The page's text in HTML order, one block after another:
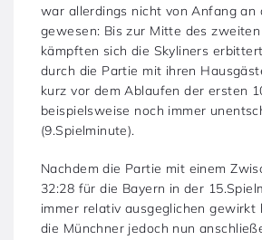
war allerdings nicht von Anfang an
gewesen: Bis zur Mitte des
kämpften sich die Skyliners erbittert
durch die Partie mit ihren
kurz vor dem Ablaufen der ersten
beispielsweise noch immer
(9.Spielminute).
Nachdem die Partie mit einem
32:28 für die Bayern in der
immer relativ ausgeglichen gewirkt
die Münchner jedoch nun